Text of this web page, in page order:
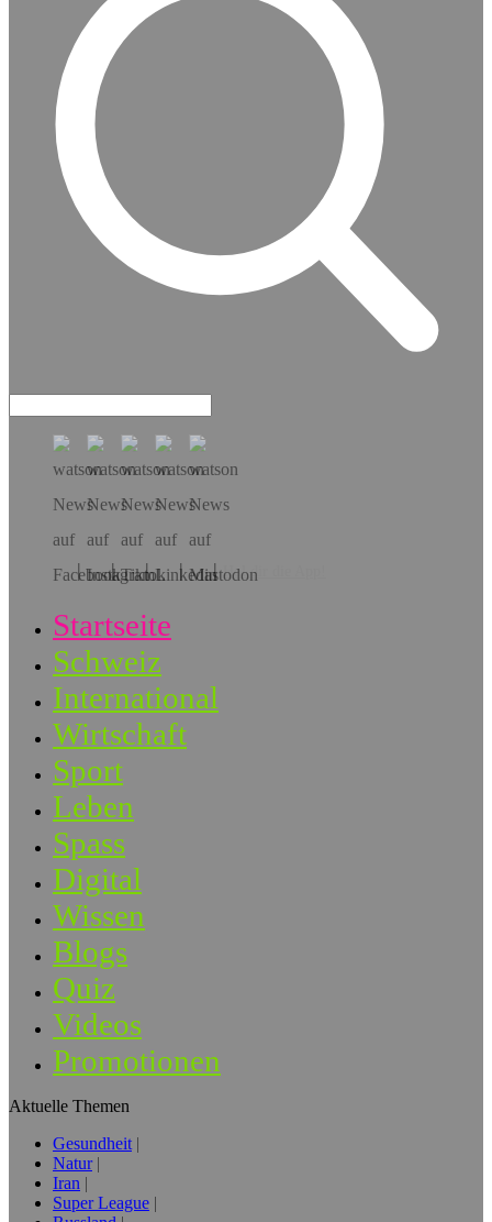
Hol dir die App!
Startseite
Schweiz
International
Wirtschaft
Sport
Leben
Spass
Digital
Wissen
Blogs
Quiz
Videos
Promotionen
Aktuelle Themen
Gesundheit
Natur
Iran
Super League